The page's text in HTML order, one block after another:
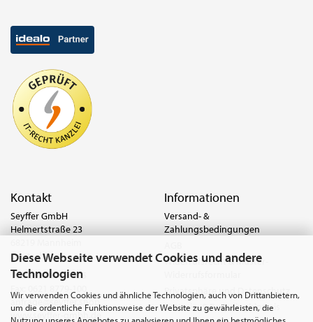
Diese Webseite verwendet Cookies und andere
Technologien
Wir verwenden Cookies und ähnliche Technologien, auch von Drittanbietern,
um die ordentliche Funktionsweise der Website zu gewährleisten, die
Nutzung unseres Angebotes zu analysieren und Ihnen ein bestmögliches
Kontakt
Seyffer GmbH
Helmertstraße 23
Deutschland
Tel.:0621 8779-555
anfrage@seyffer.shop
www.seyffer-gmbh.de
Informationen
Versand- &
Zahlungsbedingungen
Widerrufsrecht & Muster-
Privatsphäre und Datenschutz
Batterie- & Recyclinghinweis